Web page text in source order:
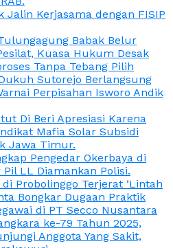
Jalin Kerjasama dengan FISIP
Babak Belur
Kuasa Hukum Desak
Tanpa Tebang Pilih
Sutorejo Berlangsung
Perpisahan Isworo Andik
Di Beri Apresiasi Karena
Mafia Solar Subsidi
Jawa Timur.
Pengedar Okerbaya di
LL Diamankan Polisi.
Probolinggo Terjerat ‘Lintah
Bongkar Dugaan Praktik
di PT Secco Nusantara
ke-79 Tahun 2025,
Anggota Yang Sakit,